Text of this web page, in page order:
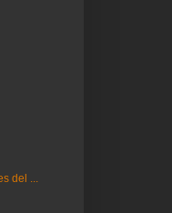
del ...